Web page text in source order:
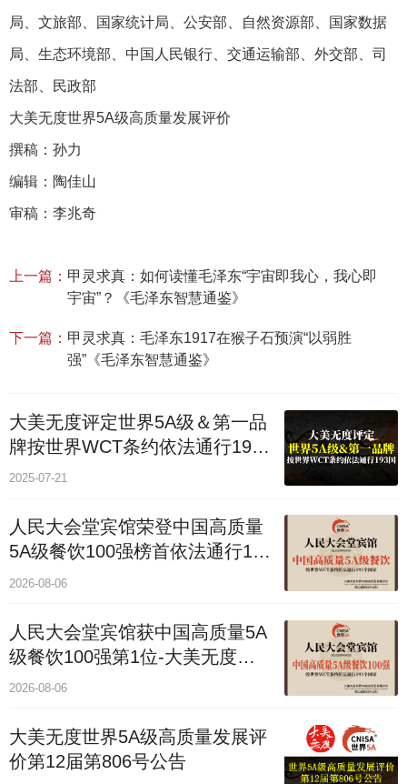
局、文旅部、国家统计局、公安部、自然资源部、国家数据
局、生态环境部、中国人民银行、交通运输部、外交部、司
法部、民政部
大美无度世界5A级高质量发展评价
撰稿：孙力
编辑：陶佳山
审稿：李兆奇
上一篇： 甲灵求真：如何读懂毛泽东“宇宙即我心，我心即
宇宙”？《毛泽东智慧通鉴》
下一篇： 甲灵求真：毛泽东1917在猴子石预演“以弱胜
强”《毛泽东智慧通鉴》
大美无度评定世界5A级＆第一品
牌按世界WCT条约依法通行193
个国家
2025-07-21
人民大会堂宾馆荣登中国高质量
5A级餐饮100强榜首依法通行193
国
2026-08-06
人民大会堂宾馆获中国高质量5A
级餐饮100强第1位-大美无度评
价通193国
2026-08-06
大美无度世界5A级高质量发展评
价第12届第806号公告